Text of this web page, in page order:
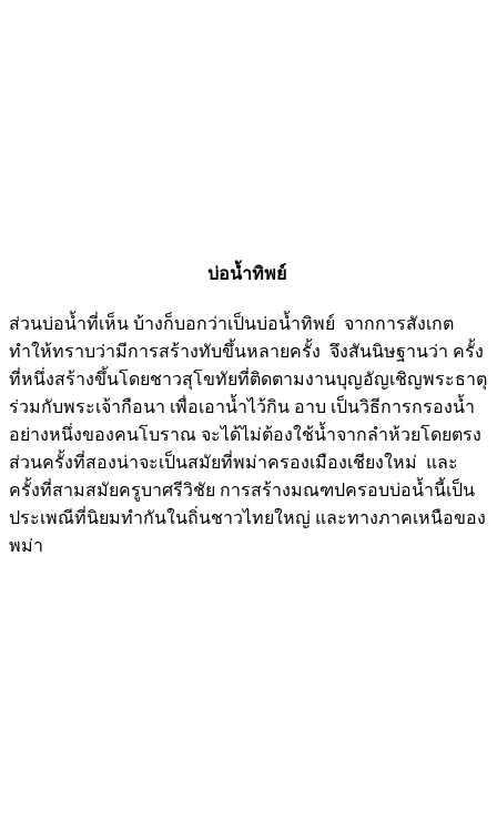
บ่อน้ำทิพย์
ส่วนบ่อน้ำที่เห็น บ้างก็บอกว่าเป็นบ่อน้ำทิพย์ จากการสังเกต
ทำให้ทราบว่ามีการสร้างทับขึ้นหลายครั้ง จึงสันนิษฐานว่า ครั้ง
ที่หนึ่งสร้างขึ้นโดยชาวสุโขทัยที่ติดตามงานบุญอัญเชิญพระธาตุ
ร่วมกับพระเจ้ากือนา เพื่อเอาน้ำไว้กิน อาบ เป็นวิธีการกรองน้ำ
อย่างหนึ่งของคนโบราณ จะได้ไม่ต้องใช้น้ำจากลำห้วยโดยตรง
ส่วนครั้งที่สองน่าจะเป็นสมัยที่พม่าครองเมืองเชียงใหม่ และ
ครั้งที่สามสมัยครูบาศรีวิชัย การสร้างมณฑปครอบบ่อน้ำนี้เป็น
ประเพณีที่นิยมทำกันในถิ่นชาวไทยใหญ่ และทางภาคเหนือของ
พม่า